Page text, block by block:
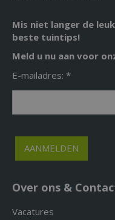
Mis niet langer de
beste tuintips!
Meld u nu aan voor
E-mailadres: *
Over ons &
Vacatures